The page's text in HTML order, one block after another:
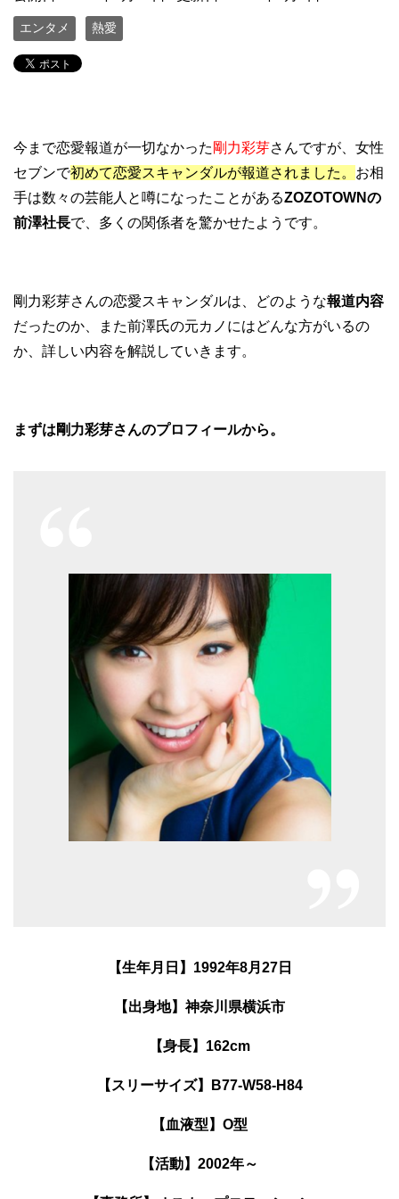
エンタメ 熱愛
今まで恋愛報道が一切なかった 剛力彩芽さんですが、女性
セブンで初めて恋愛スキャンダルが報道されました。 お相
手は数々の芸能人と噂になったことがあるZOZOTOWNの
前澤社長で、多くの関係者を驚かせたようです。
剛力彩芽さんの恋愛スキャンダルは、どのような報道内容
だったのか、また前澤氏の元カノにはどんな方がいるの
か、詳しい内容を解説していきます。
まずは剛力彩芽さんのプロフィールから。
【生年月日】1992年8月27日
【出身地】神奈川県横浜市
【身長】162cm
【スリーサイズ】B77-W58-H84
【血液型】O型
【活動】2002年～